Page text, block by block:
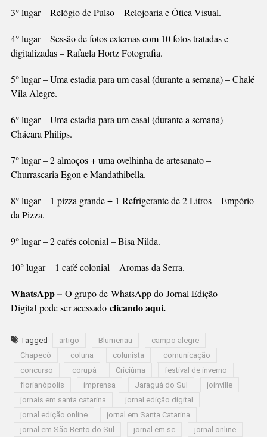
3° lugar – Relógio de Pulso – Relojoaria e Ótica Visual.
4° lugar – Sessão de fotos externas com 10 fotos tratadas e
digitalizadas – Rafaela Hortz Fotografia.
5° lugar – Uma estadia para um casal (durante a semana) – Chalé
Vila Alegre.
6° lugar – Uma estadia para um casal (durante a semana) –
Chácara Philips.
7° lugar – 2 almoços + uma ovelhinha de artesanato –
Churrascaria Egon e Mandathibella.
8° lugar – 1 pizza grande + 1 Refrigerante de 2 Litros – Empório
da Pizza.
9° lugar – 2 cafés colonial – Bisa Nilda.
10° lugar – 1 café colonial – Aromas da Serra.
WhatsApp – O grupo de WhatsApp do Jornal Edição
Digital pode ser acessado clicando aqui.
Tagged artigo Blumenau
campo alegre
Chapecó
coluna colunista
comunicação
concurso
corupá Criciúma
festival de inverno
florianópolis
imprensa Jaraguá do Sul
joinville
jornais em santa catarina
jornal edição digital
jornal edição online
jornal em Santa Catarina
jornal em São Bento do Sul
jornal em sc jornal online